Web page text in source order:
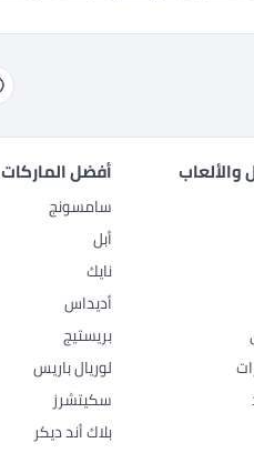
أفضل الماركات
سامسونج
أبل
نايك
أديداس
بريستيج
لوريال باريس
سكيتشرز
بلاك أند ديكر